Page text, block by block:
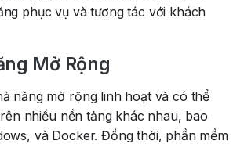
phục vụ và tương tác với khách
Mở Rộng
năng mở rộng linh hoạt và có thể
nhiều nền tảng khác nhau, bao
và Docker. Đồng thời, phần mềm